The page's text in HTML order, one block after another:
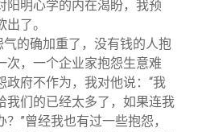
阳明心学的内在渴盼，我预
了。
的确加重了，没有钱的人抱
次，一个企业家抱怨生意难
政府不作为，我对他说：“我
我们的已经太多了，如果连我
”曾经我也有过一些抱怨，